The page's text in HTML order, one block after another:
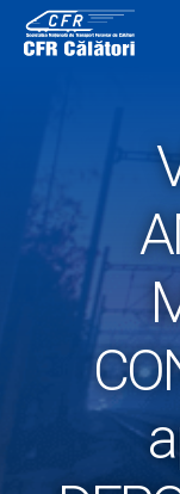
content